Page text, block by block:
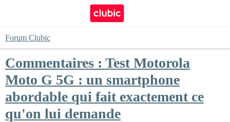
Forum Clubic
Commentaires : Test Motorola
Moto G 5G : un smartphone
abordable qui fait exactement ce
qu'on lui demande